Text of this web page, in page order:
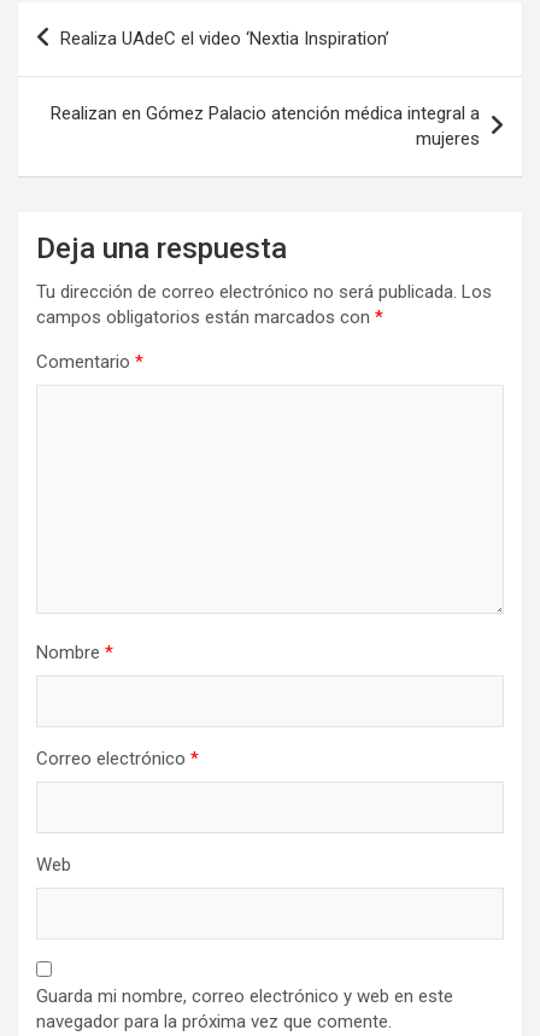
Navegación
Realiza UAdeC el video ‘Nextia Inspiration’
Realizan en Gómez Palacio atención médica integral a
mujeres
Deja una respuesta
Tu dirección de correo electrónico no será publicada. Los
campos obligatorios están marcados con *
Comentario *
Nombre *
Correo electrónico *
Web
Guarda mi nombre, correo electrónico y web en este
navegador para la próxima vez que comente.